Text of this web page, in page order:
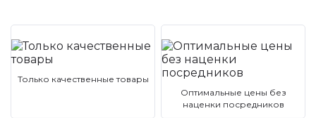
Только качественные товары
Оптимальные цены без
наценки посредников